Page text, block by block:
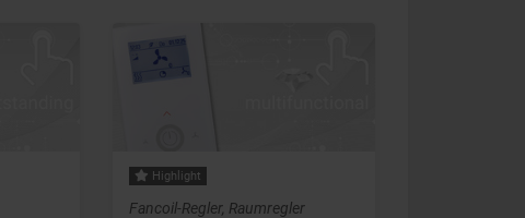
Highlight
Fancoil-Regler, Raumregler